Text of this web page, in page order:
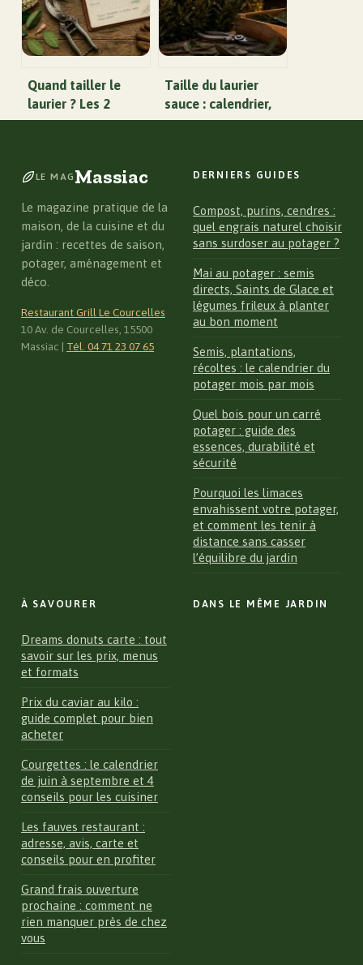
farineux
Quand tailler le
laurier ? Les 2
périodes clés et les
Taille du laurier
sauce : calendrier,
techniques et
LE MAG Massiac
Le magazine pratique de la
maison, de la cuisine et du
jardin : recettes de saison,
potager, aménagement et
déco.
Restaurant Grill Le Courcelles
10 Av. de Courcelles, 15500
Massiac | Tél. 04 71 23 07 65
DERNIERS GUIDES
Compost, purins, cendres :
quel engrais naturel choisir
sans surdoser au potager ?
Mai au potager : semis
directs, Saints de Glace et
légumes frileux à planter
au bon moment
Semis, plantations,
récoltes : le calendrier du
potager mois par mois
Quel bois pour un carré
potager : guide des
essences, durabilité et
sécurité
Pourquoi les limaces
envahissent votre potager,
et comment les tenir à
distance sans casser
l’équilibre du jardin
À SAVOURER
Dreams donuts carte : tout
savoir sur les prix, menus
et formats
Prix du caviar au kilo :
guide complet pour bien
acheter
Courgettes : le calendrier
de juin à septembre et 4
conseils pour les cuisiner
Les fauves restaurant :
adresse, avis, carte et
conseils pour en profiter
Grand frais ouverture
prochaine : comment ne
rien manquer près de chez
vous
DANS LE MÊME JARDIN